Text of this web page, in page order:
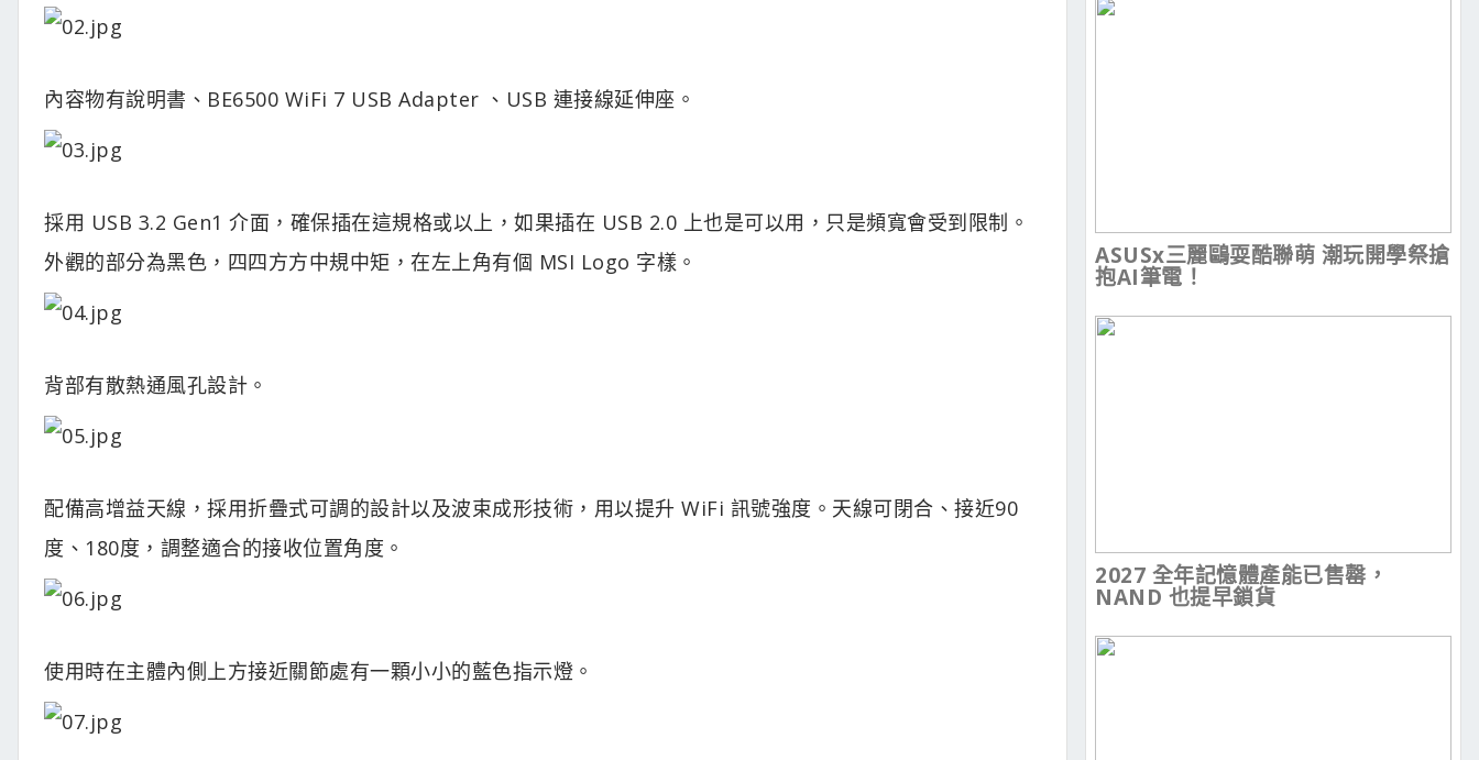
內容物有說明書、BE6500 WiFi 7 USB Adapter 、USB 連接線延伸座。
採用 USB 3.2 Gen1 介面，確保插在這規格或以上，如果插在 USB 2.0 上也是可以用，只是頻寬會受到限制。
外觀的部分為黑色，四四方方中規中矩，在左上角有個 MSI Logo 字樣。
背部有散熱通風孔設計。
配備高增益天線，採用折疊式可調的設計以及波束成形技術，用以提升 WiFi 訊號強度。天線可閉合、接近90
度、180度，調整適合的接收位置角度。
使用時在主體內側上方接近關節處有一顆小小的藍色指示燈。
ASUSx三麗鷗耍酷聯萌 潮玩開學祭搶
抱AI筆電！
2027 全年記憶體產能已售罄，
NAND 也提早鎖貨